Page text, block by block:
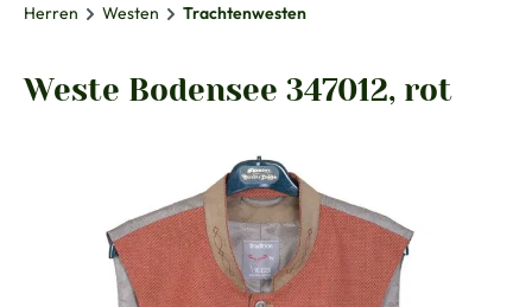
Herren Westen Trachtenwesten
Weste Bodensee 347012, rot